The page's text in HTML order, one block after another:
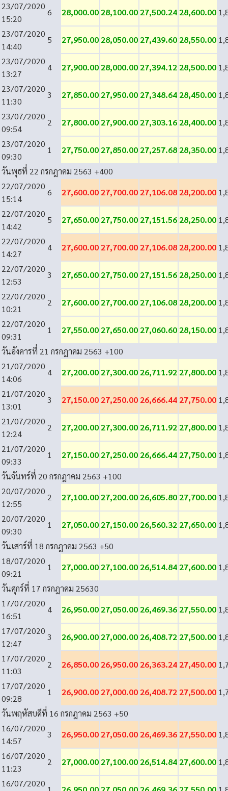
23/07/2020
15:20
6 28,000.00 28,100.00 27,500.24 28,600.00
23/07/2020
14:40
5 27,950.00 28,050.00 27,439.60 28,550.00
23/07/2020
13:27
4 27,900.00 28,000.00 27,394.12 28,500.00
23/07/2020
11:30
3 27,850.00 27,950.00 27,348.64 28,450.00
23/07/2020
09:54
2 27,800.00 27,900.00 27,303.16 28,400.00
23/07/2020
09:30
1 27,750.00 27,850.00 27,257.68 28,350.00
วันพุธที่ 22 กรกฎาคม 2563 +400
22/07/2020
15:14
6 27,600.00 27,700.00 27,106.08 28,200.00
22/07/2020
14:42
5 27,650.00 27,750.00 27,151.56 28,250.00
22/07/2020
14:27
4 27,600.00 27,700.00 27,106.08 28,200.00
22/07/2020
12:53
3 27,650.00 27,750.00 27,151.56 28,250.00
22/07/2020
10:21
2 27,600.00 27,700.00 27,106.08 28,200.00
22/07/2020
09:31
1 27,550.00 27,650.00 27,060.60 28,150.00
วันอังคารที่ 21 กรกฎาคม 2563 +100
21/07/2020
14:06
4 27,200.00 27,300.00 26,711.92 27,800.00
21/07/2020
13:01
3 27,150.00 27,250.00 26,666.44 27,750.00
21/07/2020
12:24
2 27,200.00 27,300.00 26,711.92 27,800.00
21/07/2020
09:33
1 27,150.00 27,250.00 26,666.44 27,750.00
วันจันทร์ที่ 20 กรกฎาคม 2563 +100
20/07/2020
12:55
2 27,100.00 27,200.00 26,605.80 27,700.00
20/07/2020
09:30
1 27,050.00 27,150.00 26,560.32 27,650.00
วันเสาร์ที่ 18 กรกฎาคม 2563 +50
18/07/2020
09:21
1 27,000.00 27,100.00 26,514.84 27,600.00
วันศุกร์ที่ 17 กรกฎาคม 25630
17/07/2020
16:51
4 26,950.00 27,050.00 26,469.36 27,550.00
17/07/2020
12:47
3 26,900.00 27,000.00 26,408.72 27,500.00
17/07/2020
11:03
2 26,850.00 26,950.00 26,363.24 27,450.00
17/07/2020
09:28
1 26,900.00 27,000.00 26,408.72 27,500.00
วันพฤหัสบดีที่ 16 กรกฎาคม 2563 +50
16/07/2020
14:57
3 26,950.00 27,050.00 26,469.36 27,550.00
16/07/2020
11:23
2 27,000.00 27,100.00 26,514.84 27,600.00
16/07/2020